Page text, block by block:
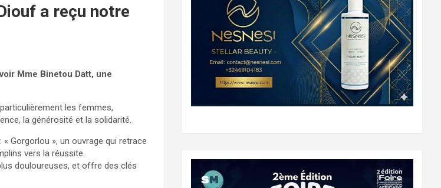
a reçu notre
Mme Binetou Datt, une
les femmes,
la générosité et la solidarité.
Gorgorlou », un ouvrage qui retrace
vers la réussite.
douloureuses, et offre des clés